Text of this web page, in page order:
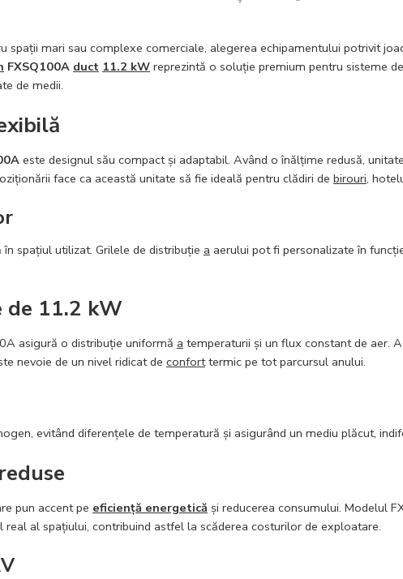
spații mari sau complexe comerciale, alegerea echipamentului potrivit
FXSQ100A duct 11.2 kW reprezintă o soluție premium pentru sisteme de
de medii.
este designul său compact și adaptabil. Având o înălțime redusă,
face ca această unitate să fie ideală pentru clădiri de birouri,
spațiul utilizat. Grilele de distribuție a aerului pot fi personalizate în
de 11.2 kW
asigură o distribuție uniformă a temperaturii și un flux constant de aer.
nevoie de un nivel ridicat de conforttermic pe tot parcursul anului.
evitând diferențele de temperatură și asigurând un mediu plăcut,
pun accent pe eficiență energetică și reducerea consumului. Modelul
al spațiului, contribuind astfel la scăderea costurilor de exploatare.